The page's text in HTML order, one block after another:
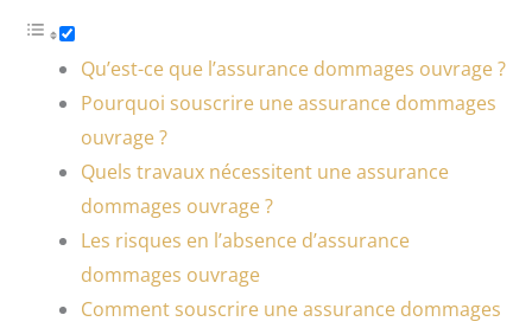
Qu’est-ce que l’assurance dommages ouvrage ?
Pourquoi souscrire une assurance dommages
ouvrage ?
Quels travaux nécessitent une assurance
dommages ouvrage ?
Les risques en l’absence d’assurance
dommages ouvrage
Comment souscrire une assurance dommages